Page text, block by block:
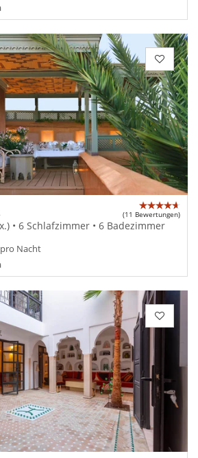
(11 Bewertungen)
• 6 Schlafzimmer • 6 Badezimmer
pro Nacht